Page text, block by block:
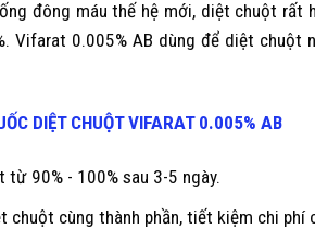
đông máu thế hệ mới, diệt chuột rất
Vifarat 0.005% AB dùng để diệt chuột
DIỆT CHUỘTVIFARAT 0.005% AB
90% - 100% sau 3-5 ngày.
chuột cùng thành phần, tiết kiệm chi phí